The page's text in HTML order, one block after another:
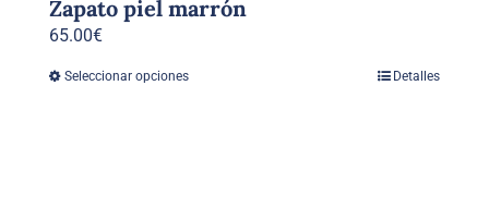
Zapato piel marrón
65.00€
Seleccionar opcionesEste
Detalles